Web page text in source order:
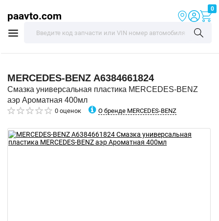
paavto.com
0
MERCEDES-BENZ A6384661824
Смазка универсальная пластика MERCEDES-BENZ
аэр Ароматная 400мл
0 оценок О бренде MERCEDES-BENZ